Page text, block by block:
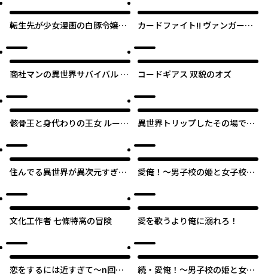
転生先が少女漫画の白豚令嬢だ
カードファイト!! ヴァンガード
商社マンの異世界サバイバル ～
コードギアス 双貌のオズ
骸骨王と身代わりの王女 ルーナ
異世界トリップしたその場で食
住んでる異世界が異次元すぎる
愛俺！～男子校の姫と女子校の
文化工作者 七條特高の冒険 愛を歌うより俺に溺れろ！
恋をするには近すぎて～n回目
続・愛俺！～男子校の姫と女子